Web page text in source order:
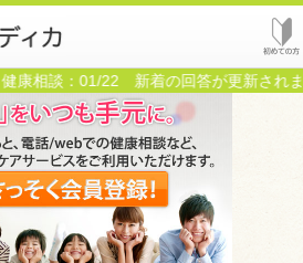
健康相談：01/22 新着の回答が更新されま